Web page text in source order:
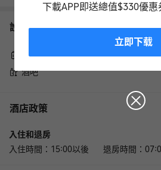
下載APP即送總值$330優惠
立即下载
設施服務
行李寄存
叫醒
酒吧
酒店政策
入住和退房
入住時間：15:00以後 退房時間：